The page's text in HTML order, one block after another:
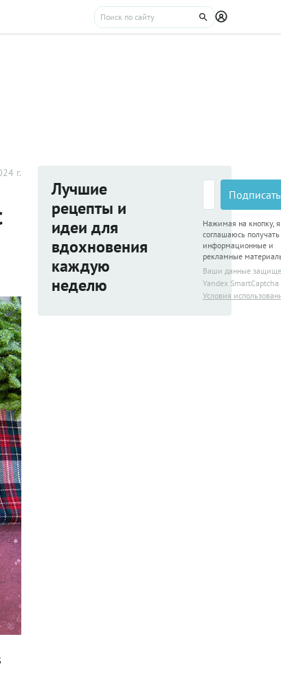
г.
Лучшие
рецепты и
идеи для
вдохновения
каждую
неделю
Нажимая на кнопку, я
соглашаюсь получать
информационные и
рекламные
Ваши данные
Yandex SmartCaptcha
Условия